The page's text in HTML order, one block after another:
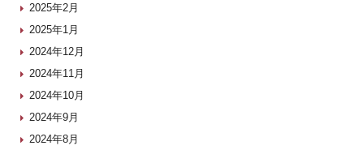
2025年2月
2025年1月
2024年12月
2024年11月
2024年10月
2024年9月
2024年8月